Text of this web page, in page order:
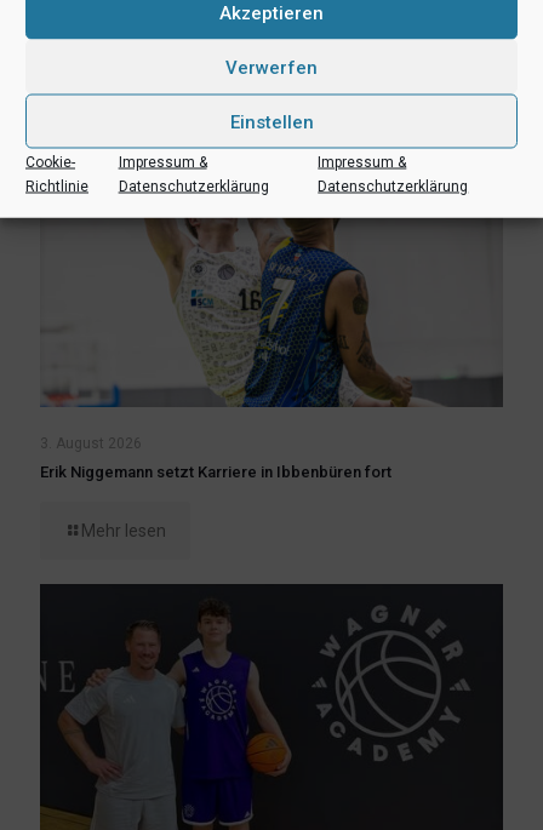
Akzeptieren
Verwerfen
Einstellen
Cookie-
Richtlinie
Impressum &
Datenschutzerklärung
Impressum &
Datenschutzerklärung
3. August 2026
Erik Niggemann setzt Karriere in Ibbenbüren fort
Mehr lesen